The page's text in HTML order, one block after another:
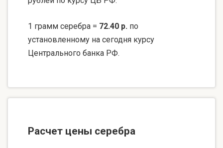
1 грамм серебра = 72.40 р. по
установленному на сегодня курсу
Центрального банка РФ.
Расчет цены серебра